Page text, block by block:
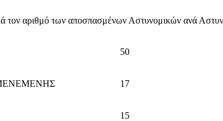
τον αριθμό των αποσπασμένων Αστυνομικών ανά
50
17
15